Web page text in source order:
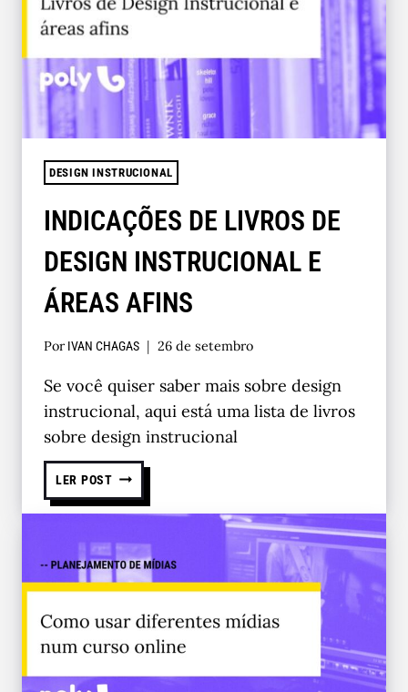
DESIGN INSTRUCIONAL
INDICAÇÕES DE LIVROS DE
DESIGN INSTRUCIONAL E
ÁREAS AFINS
Por IVAN CHAGAS 26 de setembro
Se você quiser saber mais sobre design
instrucional, aqui está uma lista de livros
sobre design instrucional
LER POST